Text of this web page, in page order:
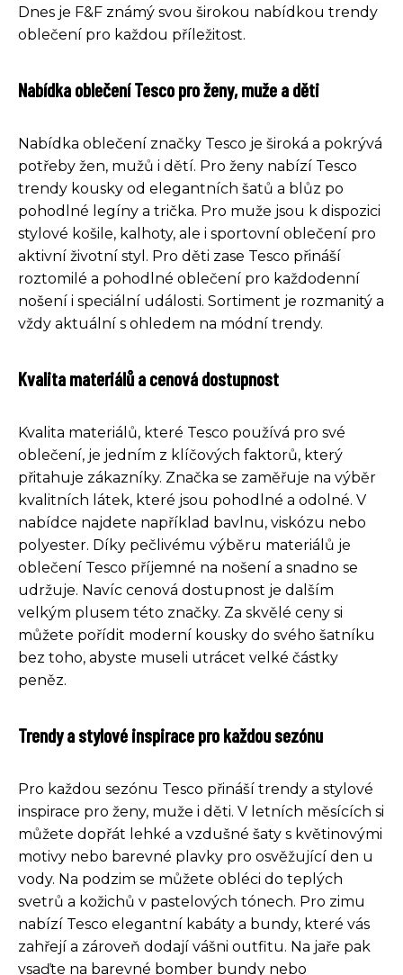
Dnes je F&F známý svou širokou nabídkou trendy
oblečení pro každou příležitost.
Nabídka oblečení Tesco pro ženy, muže a děti
Nabídka oblečení značky Tesco je široká a pokrývá
potřeby žen, mužů i dětí. Pro ženy nabízí Tesco
trendy kousky od elegantních šatů a blůz po
pohodlné legíny a trička. Pro muže jsou k dispozici
stylové košile, kalhoty, ale i sportovní oblečení pro
aktivní životní styl. Pro děti zase Tesco přináší
roztomilé a pohodlné oblečení pro každodenní
nošení i speciální události. Sortiment je rozmanitý a
vždy aktuální s ohledem na módní trendy.
Kvalita materiálů a cenová dostupnost
Kvalita materiálů, které Tesco používá pro své
oblečení, je jedním z klíčových faktorů, který
přitahuje zákazníky. Značka se zaměřuje na výběr
kvalitních látek, které jsou pohodlné a odolné. V
nabídce najdete například bavlnu, viskózu nebo
polyester. Díky pečlivému výběru materiálů je
oblečení Tesco příjemné na nošení a snadno se
udržuje. Navíc cenová dostupnost je dalším
velkým plusem této značky. Za skvělé ceny si
můžete pořídit moderní kousky do svého šatníku
bez toho, abyste museli utrácet velké částky
peněz.
Trendy a stylové inspirace pro každou sezónu
Pro každou sezónu Tesco přináší trendy a stylové
inspirace pro ženy, muže i děti. V letních měsících si
můžete dopřát lehké a vzdušné šaty s květinovými
motivy nebo barevné plavky pro osvěžující den u
vody. Na podzim se můžete obléci do teplých
svetrů a kožichů v pastelových tónech. Pro zimu
nabízí Tesco elegantní kabáty a bundy, které vás
zahřejí a zároveň dodají vášni outfitu. Na jaře pak
vsaďte na barevné bomber bundy nebo